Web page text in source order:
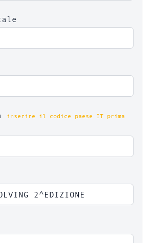
inserire il codice paese IT prima